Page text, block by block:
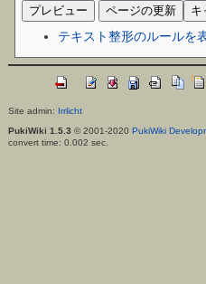
テキスト整形のルールを
Site admin: Irrlicht
PukiWiki 1.5.3 © 2001-2020 PukiWiki
convert time: 0.002 sec.